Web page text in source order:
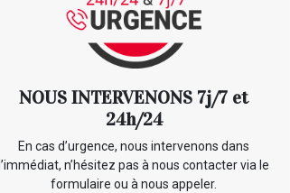
NOUS INTERVENONS 7j/7 et
24h/24
En cas d’urgence, nous intervenons dans
l’immédiat, n’hésitez pas à nous contacter via le
formulaire ou à nous appeler.